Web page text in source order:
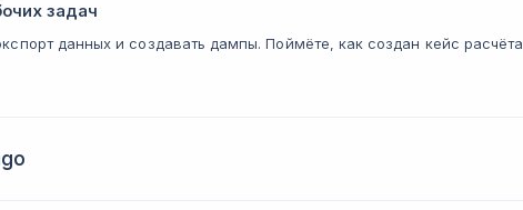
задач
данных и создавать дампы. Поймёте, как создан кейс расчёта